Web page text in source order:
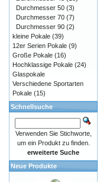
Durchmesser 50 (3)
Durchmesser 70 (7)
Durchmesser 90 (2)
kleine Pokale (39)
12er Serien Pokale (9)
Große Pokale (16)
Hochklassige Pokale (24)
Glaspokale
Verschiedene Sportarten
Pokale (15)
Schnellsuche
Verwenden Sie Stichworte,
um ein Produkt zu finden.
erweiterte Suche
Neue Produkte